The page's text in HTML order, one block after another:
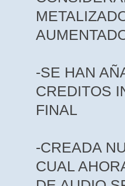
-SE HAN
CREDITOS
FINAL
-CREADA
CUAL